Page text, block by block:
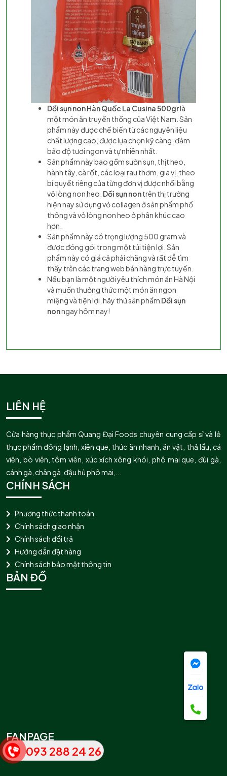
Dồi sụn non Hàn Quốc La Cusina 500grlà
một món ăn truyền thống của Việt Nam. Sản
phẩm này được chế biến từ các nguyên liệu
chất lượng cao, được lựa chọn kỹ càng, đảm
bảo độ tươi ngon và tự nhiên nhất.
Sản phẩm này bao gồm sườn sụn, thịt heo,
hành tây, cà rốt, các loại rau thơm, gia vị, theo
bí quyết riêng của từng đơn vị được nhồi bằng
vỏ lòng non heo. Dồi sụn nontrên thị trường
hiện nay sử dụng vỏ collagen ở sản phẩm phổ
thông và vỏ lòng non heo ở phân khúc cao
hơn.
Sản phẩm này có trọng lượng 500 gram và
được đóng gói trong một túi tiện lợi. Sản
phẩm này có giá cả phải chăng và rất dễ tìm
thấy trên các trang web bán hàng trực tuyến.
Nếu bạn là một người yêu thích món ăn Hà Nội
và muốn thưởng thức một món ăn ngon
miệng và tiện lợi, hãy thử sản phẩm Dồi sụn
nonngay hôm nay!
LIÊN HỆ
Cửa hàng thực phẩm Quang Đại Foods chuyên cung cấp sỉ và lẻ
thực phẩm đông lạnh, xiên que, thức ăn nhanh, ăn vặt, thả lẩu, cá
viên, bò viên, tôm viên, xúc xích xông khói, phô mai que, đùi gà,
cánh gà, chân gà, đậu hủ phô mai,...
CHÍNH SÁCH
Phương thức thanh toán
Chính sách giao nhận
Chính sách đổi trả
Hướng dẫn đặt hàng
Chính sách bảo mật thông tin
BẢN ĐỒ
FANPAGE
093 288 24 26